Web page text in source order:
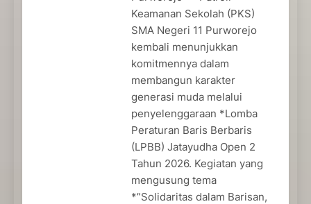
Keamanan Sekolah (PKS)
SMA Negeri 11 Purworejo
kembali menunjukkan
komitmennya dalam
membangun karakter
generasi muda melalui
penyelenggaraan *Lomba
Peraturan Baris Berbaris
(LPBB) Jatayudha Open 2
Tahun 2026. Kegiatan yang
mengusung tema
*”Solidaritas dalam Barisan,